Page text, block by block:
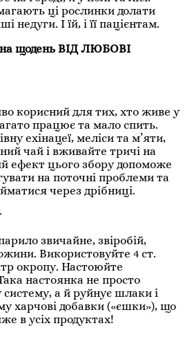
ці рослинки долати
недуги. І їй, і її пацієнтам.
щодень ВІД ЛЮБОВІ
корисний для тих, хто живе у
працює та мало спить.
ехінацеї, меліси та м’яти,
чай і вживайте тричі на
ефект цього збору допоможе
на поточні проблеми та
через дрібниці.
звичайне, звіробій,
Використовуйте 4 ст.
окропу. Настоюйте
настоянка не просто
а й руйнує шлаки і
харчові добавки («єшки»), що
в усіх продуктах!